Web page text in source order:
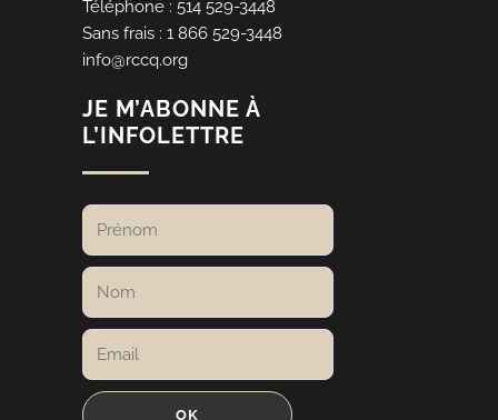
Téléphone : 514 529-3448
Sans frais : 1 866 529-3448
info@rccq.org
JE M’ABONNE À
L’INFOLETTRE